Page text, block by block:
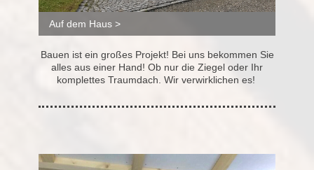
Auf dem Haus >
Bauen ist ein großes Projekt! Bei uns bekommen Sie
alles aus einer Hand! Ob nur die Ziegel oder Ihr
komplettes Traumdach. Wir verwirklichen es!